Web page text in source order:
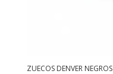
ZUECOS DENVER NEGROS